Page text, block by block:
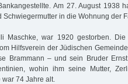
Am 27. August 1938
Schwiegermutter in die Wohnung der
Maschke, war 1920 gestorben.
Hilfsverein der Jüdischen
Brammann – und sein Bruder
wohin ihm seine Mutter,
74 Jahre alt.